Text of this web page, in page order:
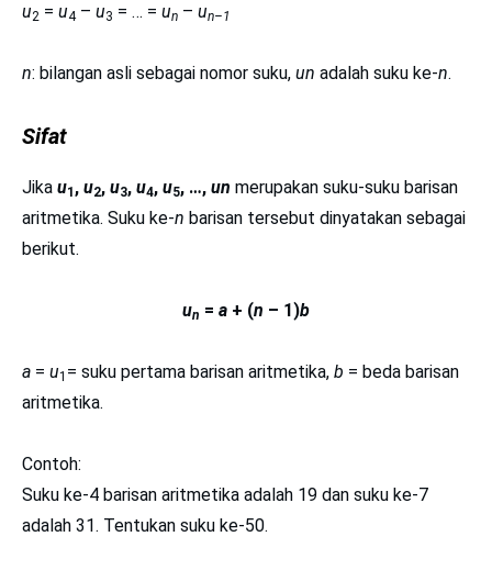
u2 = u4 – u3 = … = un – un–1
n: bilangan asli sebagai nomor suku, un adalah suku ke-n.
Sifat
Jika u1 , u2, u3, u4, u5, …, un merupakan suku-suku barisan
aritmetika. Suku ke-n barisan tersebut dinyatakan sebagai
berikut.
un = a + (n – 1)b
a = u1 = suku pertama barisan aritmetika, b = beda barisan
aritmetika.
Contoh:
Suku ke-4 barisan aritmetika adalah 19 dan suku ke-7
adalah 31. Tentukan suku ke-50.